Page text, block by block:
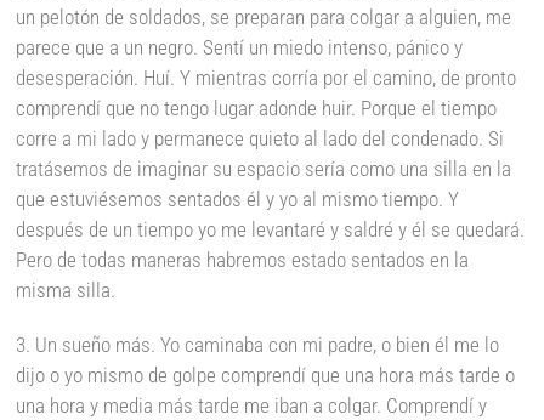
un pelotón de soldados, se preparan para colgar a alguien, me
parece que a un negro. Sentí un miedo intenso, pánico y
desesperación. Huí. Y mientras corría por el camino, de pronto
comprendí que no tengo lugar adonde huir. Porque el tiempo
corre a mi lado y permanece quieto al lado del condenado. Si
tratásemos de imaginar su espacio sería como una silla en la
que estuviésemos sentados él y yo al mismo tiempo. Y
después de un tiempo yo me levantaré y saldré y él se quedará.
Pero de todas maneras habremos estado sentados en la
misma silla.
3. Un sueño más. Yo caminaba con mi padre, o bien él me lo
dijo o yo mismo de golpe comprendí que una hora más tarde o
una hora y media más tarde me iban a colgar. Comprendí y